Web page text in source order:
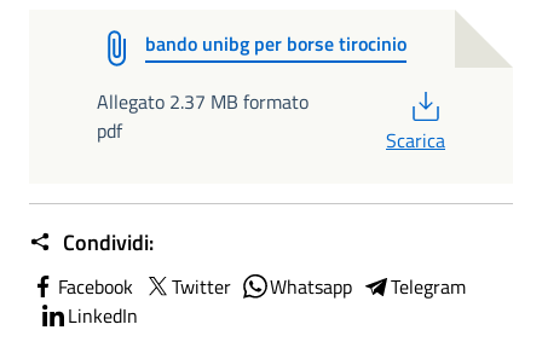
bando unibg per borse tirocinio
Allegato 2.37 MB formato
pdf
Scarica
Condividi:
Facebook Twitter Whatsapp
Telegram
LinkedIn